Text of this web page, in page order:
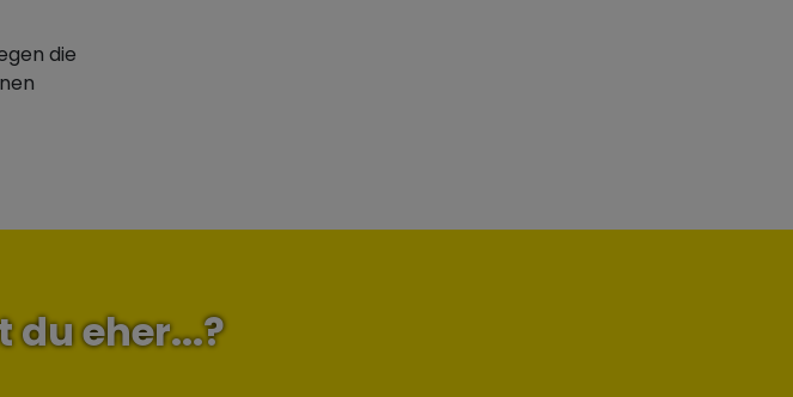
die
du eher...?